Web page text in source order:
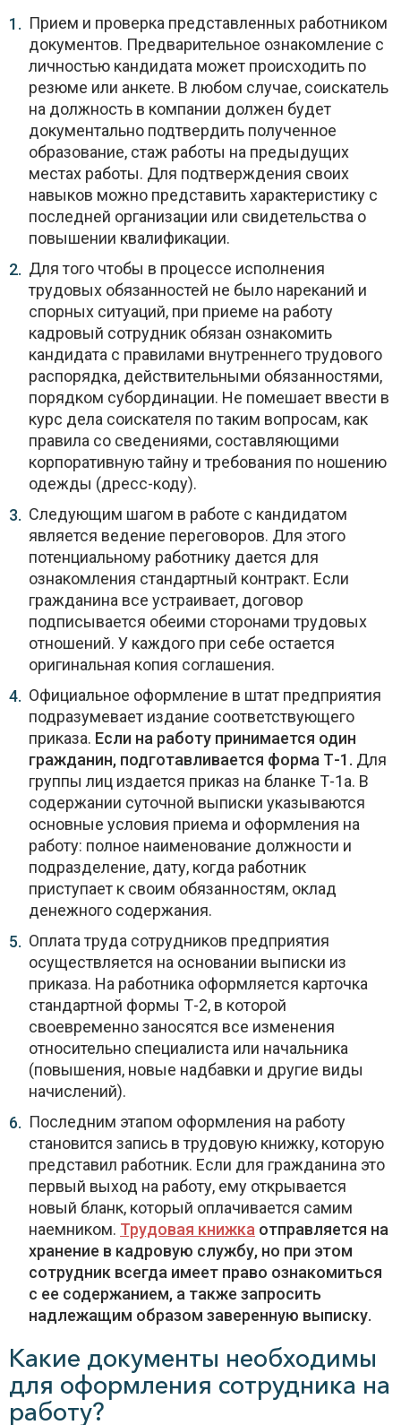
Прием и проверка представленных работником
документов. Предварительное ознакомление с
личностью кандидата может происходить по
резюме или анкете. В любом случае, соискатель
на должность в компании должен будет
документально подтвердить полученное
образование, стаж работы на предыдущих
местах работы. Для подтверждения своих
навыков можно представить характеристику с
последней организации или свидетельства о
повышении квалификации.
Для того чтобы в процессе исполнения
трудовых обязанностей не было нареканий и
спорных ситуаций, при приеме на работу
кадровый сотрудник обязан ознакомить
кандидата с правилами внутреннего трудового
распорядка, действительными обязанностями,
порядком субординации. Не помешает ввести в
курс дела соискателя по таким вопросам, как
правила со сведениями, составляющими
корпоративную тайну и требования по ношению
одежды (дресс-коду).
Следующим шагом в работе с кандидатом
является ведение переговоров. Для этого
потенциальному работнику дается для
ознакомления стандартный контракт. Если
гражданина все устраивает, договор
подписывается обеими сторонами трудовых
отношений. У каждого при себе остается
оригинальная копия соглашения.
Официальное оформление в штат предприятия
подразумевает издание соответствующего
приказа. Если на работу принимается один
гражданин, подготавливается форма Т-1. Для
группы лиц издается приказ на бланке Т-1а. В
содержании суточной выписки указываются
основные условия приема и оформления на
работу: полное наименование должности и
подразделение, дату, когда работник
приступает к своим обязанностям, оклад
денежного содержания.
Оплата труда сотрудников предприятия
осуществляется на основании выписки из
приказа. На работника оформляется карточка
стандартной формы Т-2, в которой
своевременно заносятся все изменения
относительно специалиста или начальника
(повышения, новые надбавки и другие виды
начислений).
Последним этапом оформления на работу
становится запись в трудовую книжку, которую
представил работник. Если для гражданина это
первый выход на работу, ему открывается
новый бланк, который оплачивается самим
наемником. Трудовая книжка отправляется на
хранение в кадровую службу, но при этом
сотрудник всегда имеет право ознакомиться
с ее содержанием, а также запросить
надлежащим образом заверенную выписку.
Какие документы необходимы
для оформления сотрудника на
работу?